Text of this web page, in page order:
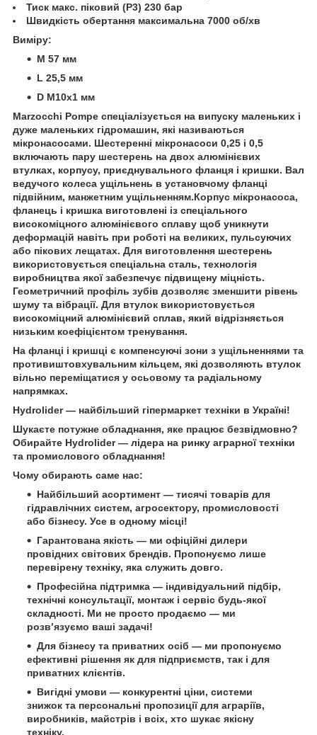
Тиск макс. піковий (Р3) 230 бар
Швидкість обертання максимальна 7000 об/хв
Виміру:
M 57 мм
L 25,5 мм
D М10х1 мм
Marzocchi Pompe спеціалізується на випуску маленьких і
дуже маленьких гідромашин, які називаються
мікронасосами. Шестеренні мікронасоси 0,25 і 0,5
включають пару шестерень на двох алюмінієвих
втулках, корпусу, приєднувального фланця і кришки. Вал
ведучого колеса ущільнень в установчому фланці
підвійним, манжетним ущільненням.Корпус мікронасоса,
фланець і кришка виготовлені із спеціального
високоміцного алюмінієвого сплаву щоб уникнути
деформацій навіть при роботі на великих, пульсуючих
або пікових лещатах. Для виготовлення шестерень
використовується спеціальна сталь, технологія
виробництва якої забезпечує підвищену міцність.
Геометричний профіль зубів дозволяє зменшити рівень
шуму та вібрації. Для втулок використовується
високоміцний алюмінієвий сплав, який відрізняється
низьким коефіцієнтом тренування.
На фланці і кришці є компенсуючі зони з ущільненнями та
противиштовхувальним кільцем, які дозволяють втулок
вільно переміщатися у осьовому та радіальному
напрямках.
Hydrolider— найбільший гіпермаркет техніки в Україні!
Шукаєте потужне обладнання, яке працює безвідмовно?
Обирайте Hydrolider— лідера на ринку аграрної техніки
та промислового обладнання!
Чому обирають саме нас:
Найбільший асортимент — тисячі товарів для
гідравлічних систем, агросектору, промисловості
або бізнесу. Усе в одному місці!
Гарантована якість — ми офіційні дилери
провідних світових брендів. Пропонуємо лише
перевірену техніку, яка служить довго.
Професійна підтримка — індивідуальний підбір,
технічні консультації, монтаж і сервіс будь-якої
складності. Ми не просто продаємо — ми
розв’язуємо ваші задачі!
Для бізнесу та приватних осіб — ми пропонуємо
ефективні рішення як для підприємств, так і для
приватних клієнтів.
Вигідні умови — конкурентні ціни, системи
знижок та персональні пропозиції для аграріїв,
виробників, майстрів і всіх, хто шукає якісну
техніку.